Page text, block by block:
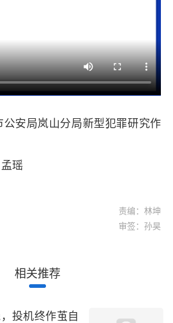
安局岚山分局新型犯罪研究作
瑶
责编：林坤
审签：孙昊
相关推荐
投机终作茧自